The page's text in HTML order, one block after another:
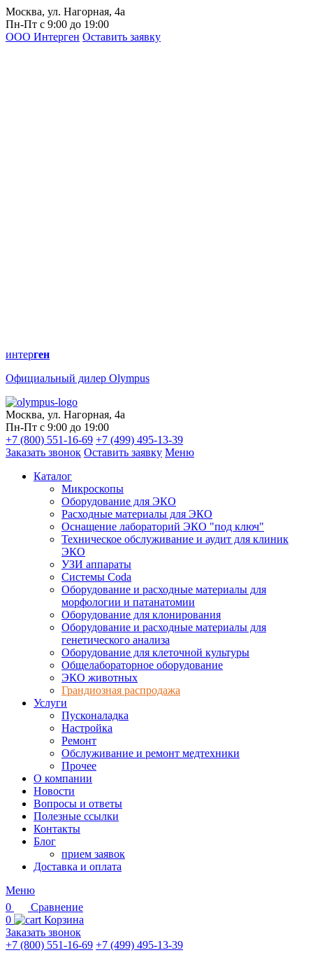
Москва, ул. Нагорная, 4а
Пн-Пт с 9:00 до 19:00
ООО Интерген Оставить заявку
интерген
Официальный дилер Olympus
Москва, ул. Нагорная, 4а
Пн-Пт с 9:00 до 19:00
+7 (800) 551-16-69 +7 (499) 495-13-39
Заказать звонок Оставить заявку Меню
Каталог
Микроскопы
Оборудование для ЭКО
Расходные материалы для ЭКО
Оснащение лабораторий ЭКО "под ключ"
Техническое обслуживание и аудит для клиник
ЭКО
УЗИ аппараты
Системы Coda
Оборудование и расходные материалы для
морфологии и патанатомии
Оборудование для клонирования
Оборудование и расходные материалы для
генетического анализа
Оборудование для клеточной культуры
Общелабораторное оборудование
ЭКО животных
Грандиозная распродажа
Услуги
Пусконаладка
Настройка
Ремонт
Обслуживание и ремонт медтехники
Прочее
О компании
Новости
Вопросы и ответы
Полезные ссылки
Контакты
Блог
прием заявок
Доставка и оплата
Меню
0
Сравнение
0
Корзина
Заказать звонок
+7 (800) 551-16-69 +7 (499) 495-13-39